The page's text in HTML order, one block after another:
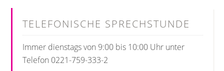
TELEFONISCHE SPRECHSTUNDE
Immer dienstags von 9:00 bis 10:00 Uhr unter
Telefon 0221-759-333-2